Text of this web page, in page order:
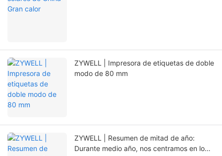
ZYWELL | Impresora de etiquetas de doble
modo de 80 mm
ZYWELL | Resumen de mitad de año:
Durante medio año, nos centramos en lo